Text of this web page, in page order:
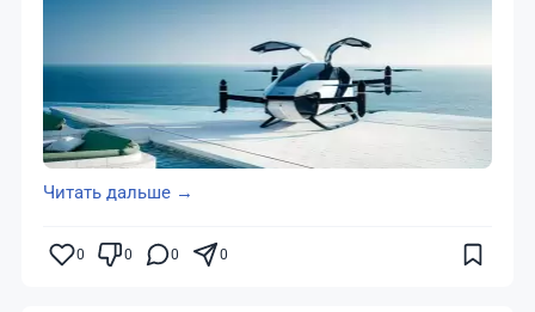
Читать дальше →
0 0 0 0